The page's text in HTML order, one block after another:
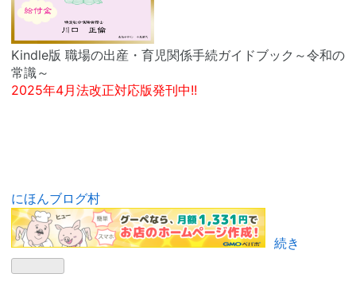
Kindle版 職場の出産・育児関係手続ガイドブック～令和の
常識～
2025年4月法改正対応版発刊中!!
にほんブログ村
続き